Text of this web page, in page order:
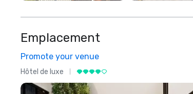
Emplacement
Promote your venue
Hôtel de luxe